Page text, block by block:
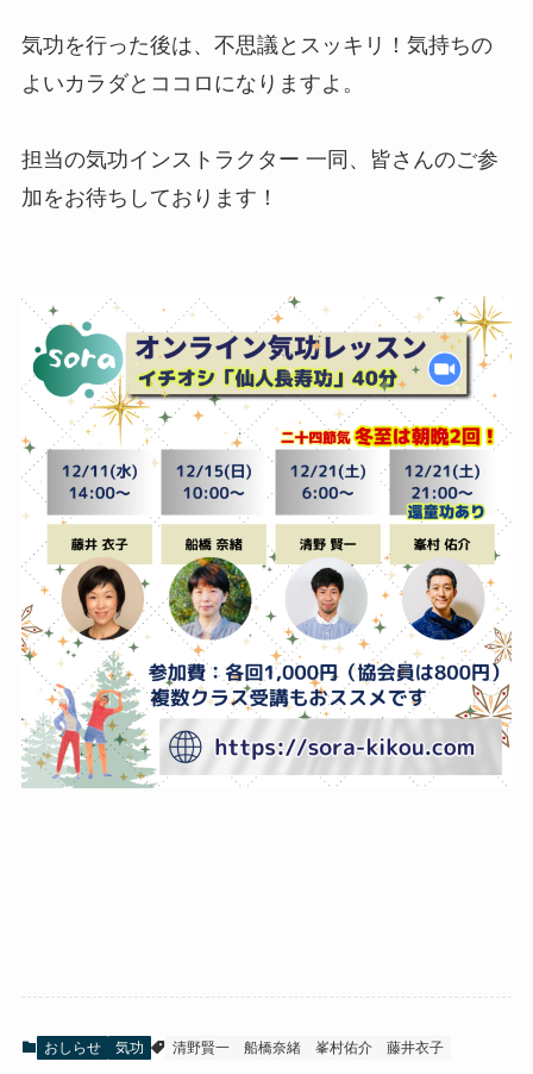
気功を行った後は、不思議とスッキリ！気持ちの
よいカラダとココロになりますよ。
担当の気功インストラクター 一同、皆さんのご参
加をお待ちしております！
おしらせ 気功 清野賢一 船橋奈緒 峯村佑介 藤井衣子